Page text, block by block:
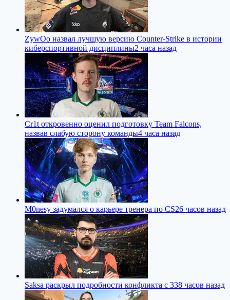
ZywOo назвал лучшую версию Counter-Strike в истории
киберспортивной дисциплины2 часа назад
Cr1t откровенно оценил подготовку Team Falcons,
назвав слабую сторону команды4 часа назад
M0nesy задумался о карьере тренера по CS26 часов назад
Saksa раскрыл подробности конфликта с 338 часов назад